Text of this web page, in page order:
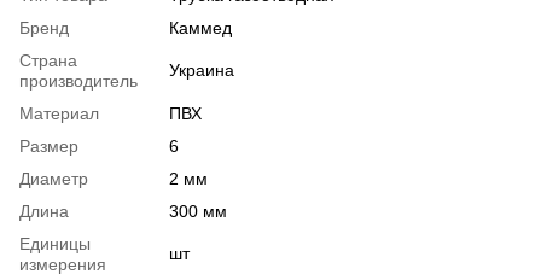
Бренд
Каммед
Страна
производитель
Украина
Материал
ПВХ
Размер
6
Диаметр
2 мм
Длина
300 мм
Единицы
измерения
шт